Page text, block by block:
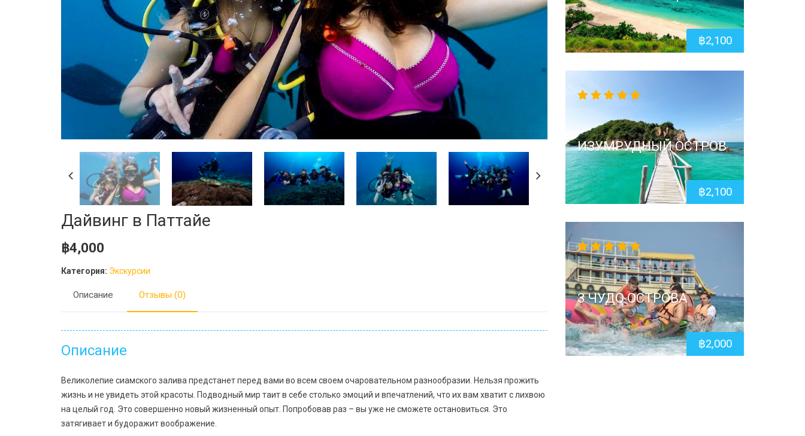
Дайвинг в Паттайе
฿4,000
Категория: Экскурсии
Описание Отзывы (0)
Описание
Великолепие сиамского залива предстанет перед вами во всем своем очаровательном разнообразии. Нельзя прожить
жизнь и не увидеть этой красоты. Подводный мир таит в себе столько эмоций и впечатлений, что их вам хватит с лихвою
на целый год. Это совершенно новый жизненный опыт. Попробовав раз – вы уже не сможете остановиться. Это
затягивает и будоражит воображение.
฿2,100
of 5
ИЗУМРУДНЫЙ ОСТРОВ
฿2,100
4.67out
of 5
3 ЧУДО ОСТРОВА
฿2,000